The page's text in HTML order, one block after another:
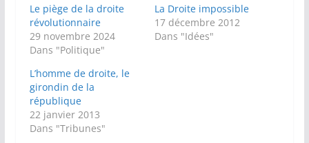
Le piège de la droite
révolutionnaire
29 novembre 2024
Dans "Politique"
La Droite impossible
17 décembre 2012
Dans "Idées"
L’homme de droite, le
girondin de la
république
22 janvier 2013
Dans "Tribunes"